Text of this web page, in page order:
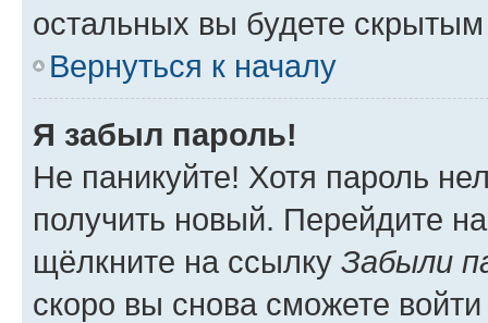
остальных вы будете
Вернуться к началу
Я забыл пароль!
Не паникуйте! Хотя пароль
получить новый. Перейдите
щёлкните на ссылку Забыли
скоро вы снова сможете